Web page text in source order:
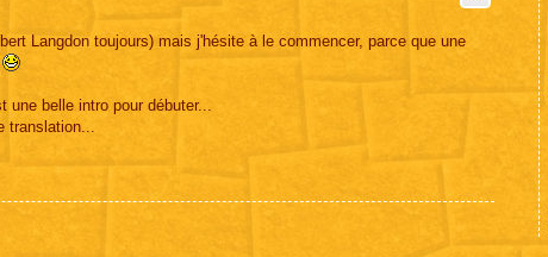
Langdon toujours) mais j'hésite à le commencer, parce que une
belle intro pour débuter...